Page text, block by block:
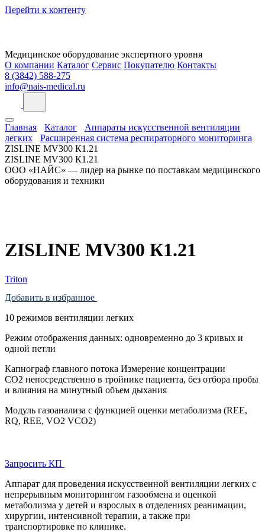
Перейти к контенту
Медицинское оборудование экспертного уровня
О компании Каталог Сервис Покупателю Контакты
8 (3842) 588-275
info@nais-medical.ru
Главная Каталог
Аппараты искусственной вентиляции
легких
Расширенная система респираторного мониторинга
ZISLINE МV300 К1.21
ZISLINE МV300 К1.21
ООО «НАЙС» — лидер на рынке по поставкам медицинского
оборудования и техники
ZISLINE МV300 К1.21
Triton
Добавить в избранное
10 режимов вентиляции легких
Режим отображения данных: одновременно до 3 кривых и
одной петли
Капнограф главного потока Измерение концентрации
СО2 непосредственно в тройнике пациента, без отбора пробы
и влияния на минутный объем дыхания
Модуль газоанализа с функцией оценки метаболизма (REE,
RQ, REE, VО2 VCО2)
Запросить КП
Аппарат для проведения искусственной вентиляции легких с
непрерывным мониторингом газообмена и оценкой
метаболизма у детей и взрослых в отделениях реанимации,
хирургии, интенсивной терапии, а также при
транспортировке по клинике.